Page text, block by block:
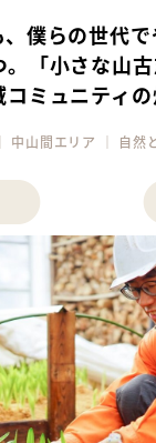
、僕らの世代
。「小さな山
コミュニティ
中山間エリア ｜ 自然